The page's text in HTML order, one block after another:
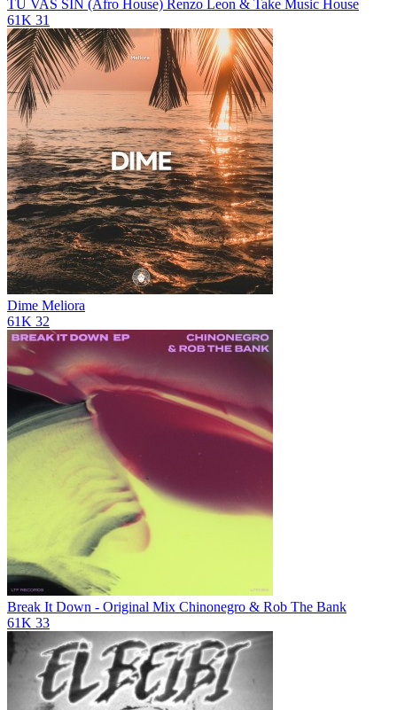
TU VAS SIN (Afro House) Renzo Leon & Take Music House
61K 31
Dime Meliora
61K 32
Break It Down - Original Mix Chinonegro & Rob The Bank
61K 33